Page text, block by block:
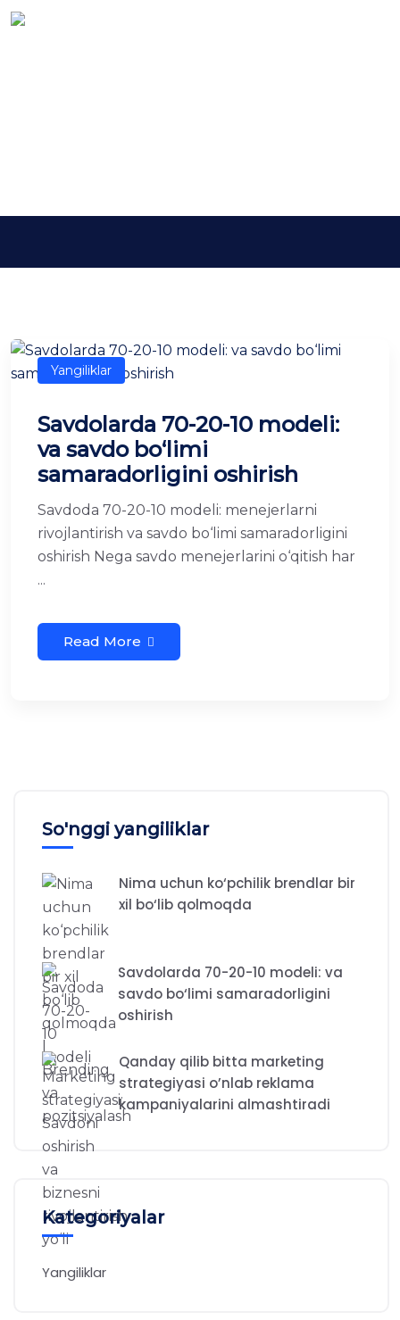
Yangiliklar
Savdolarda 70-20-10 modeli:
va savdo bo‘limi
samaradorligini oshirish
Savdoda 70-20-10 modeli: menejerlarni
rivojlantirish va savdo bo‘limi samaradorligini
oshirish Nega savdo menejerlarini o‘qitish har
...
Read More
So'nggi yangiliklar
Nima uchun ko‘pchilik brendlar bir
xil bo‘lib qolmoqda
Savdolarda 70-20-10 modeli: va
savdo bo‘limi samaradorligini
oshirish
Qanday qilib bitta marketing
strategiyasi o’nlab reklama
kampaniyalarini almashtiradi
Kategoriyalar
Yangiliklar